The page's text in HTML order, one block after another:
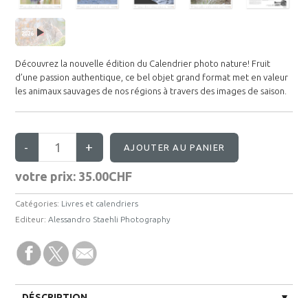
Découvrez la nouvelle édition du Calendrier photo nature! Fruit
d’une passion authentique, ce bel objet grand format met en valeur
les animaux sauvages de nos régions à travers des images de saison.
votre prix: 35.00CHF
Catégories: Livres et calendriers
Editeur:Alessandro Staehli Photography